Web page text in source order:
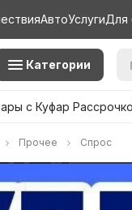
АвтоУслугиДля
Категории
с Куфар
Прочее Спрос